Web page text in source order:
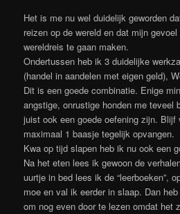
Het is me nu wel duidelijk geworden
reizen op de wereld en dat mijn
wereldreis te gaan maken.
Ondertussen heb ik 3 duidelijke
(handel in aandelen met eigen geld),
Dit is een goede combinatie. Enige
angstige, onrustige honden me teveel
juist ook een goede oefening zijn. Blijf
maximaal 1 baasje tegelijk opvangen.
Kwa op tijd slapen heb ik nu ook een
Na het eten lees ik gewoon de
uurtje in bed lees ik de “leerboeken”,
moe en val ik eerder in slaap. Dan
om nog even door te lezen omdat het